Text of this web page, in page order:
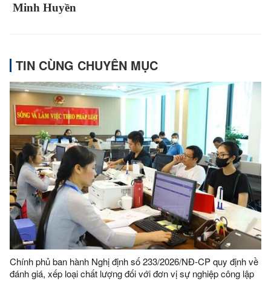
Minh Huyền
TIN CÙNG CHUYÊN MỤC
Chính phủ ban hành Nghị định số 233/2026/NĐ-CP quy định về
đánh giá, xếp loại chất lượng đối với đơn vị sự nghiệp công lập